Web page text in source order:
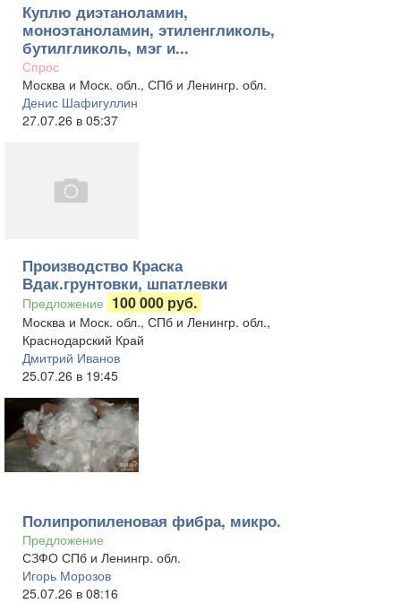
Куплю диэтаноламин,
моноэтаноламин, этиленгликоль,
бутилгликоль, мэг и...
Спрос
Москва и Моск. обл., СПб и Ленингр. обл.
Денис Шафигуллин
27.07.26 в 05:37
Производство Краска
Вдак.грунтовки, шпатлевки
Предложение 100 000 руб.
Москва и Моск. обл., СПб и Ленингр. обл.,
Краснодарский Край
Дмитрий Иванов
25.07.26 в 19:45
Полипропиленовая фибра, микро.
Предложение
СЗФО СПб и Ленингр. обл.
Игорь Морозов
25.07.26 в 08:16